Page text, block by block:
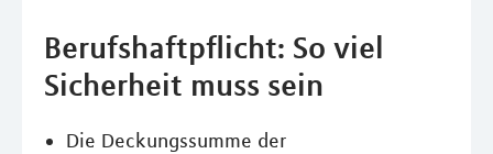
Berufshaftpflicht: So viel
Sicherheit muss sein
Die Deckungssumme der